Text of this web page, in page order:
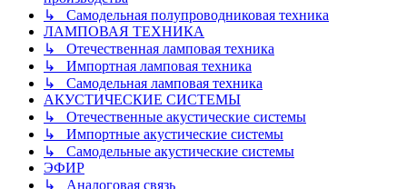
↳ Самодельная полупроводниковая техника
ЛАМПОВАЯ ТЕХНИКА
↳ Отечественная ламповая техника
↳ Импортная ламповая техника
↳ Самодельная ламповая техника
АКУСТИЧЕСКИЕ СИСТЕМЫ
↳ Отечественные акустические системы
↳ Импортные акустические системы
↳ Самодельные акустические системы
ЭФИР
↳ Аналоговая связь